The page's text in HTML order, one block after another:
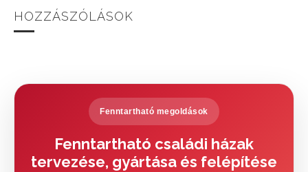
HOZZÁSZÓLÁSOK
Fenntartható megoldások
Fenntartható családi házak
tervezése, gyártása és felépítése